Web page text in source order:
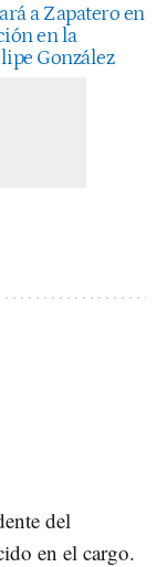
a Zapatero en
en la
González
del
en el cargo.